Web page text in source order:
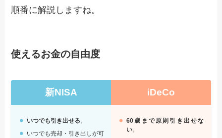
順番に解説しますね。
使えるお金の自由度
新NISA iDeCo
いつでも引き出せる 。
いつでも売却・引き出しが可
60歳まで原則引き出せな
い。